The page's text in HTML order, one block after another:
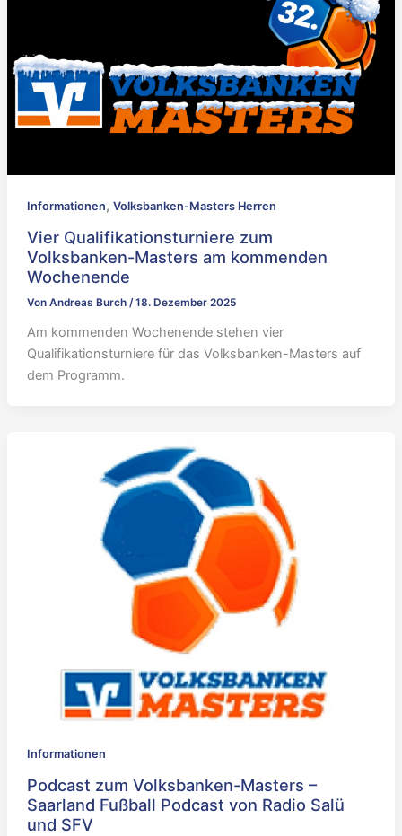
Informationen, Volksbanken-Masters Herren
Vier Qualifikationsturniere zum
Volksbanken-Masters am kommenden
Wochenende
Von Andreas Burch /18. Dezember 2025
Am kommenden Wochenende stehen vier
Qualifikationsturniere für das Volksbanken-Masters auf
dem Programm.
Informationen
Podcast zum Volksbanken-Masters –
Saarland Fußball Podcast von Radio Salü
und SFV